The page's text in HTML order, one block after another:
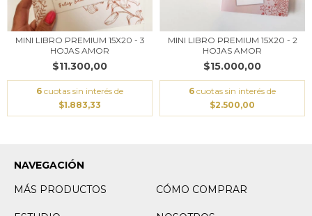
MINI LIBRO PREMIUM 15X20 - 3
HOJAS AMOR
$11.300,00
6 cuotas sin interés de
$1.883,33
MINI LIBRO PREMIUM 15X20 - 2
HOJAS AMOR
$15.000,00
6 cuotas sin interés de
$2.500,00
NAVEGACIÓN
MÁS PRODUCTOS
CÓMO COMPRAR